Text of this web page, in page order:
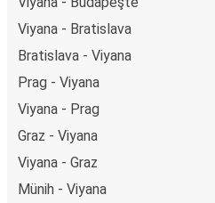
Viyana - Bratislava
Bratislava - Viyana
Prag - Viyana
Viyana - Prag
Graz - Viyana
Viyana - Graz
Münih - Viyana